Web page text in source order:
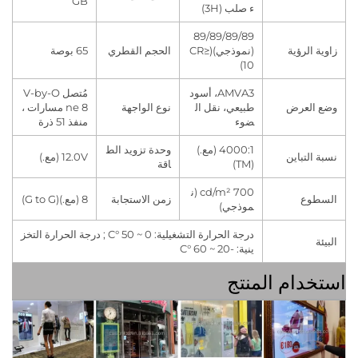
89/89/89/89
(نموذجي)(CR≥
الحجم القطري 65 بوصة
AMVA3، أسود
طبيعي، نقل ال
نوع الواجهة
مُتصل V-by-O
ne 8 مسارات ،
4000:1 (مع.)
(TM)
وحدة تزويد الط
12.0V (مع.)
700 cd/m² (ن
موذجي)
زمن الاستجابة 8 (مع.)(G to G)
درجة الحرارة التشغيلية: 0 ~ 50 °C ; درجة الحرارة التخز
المنتج